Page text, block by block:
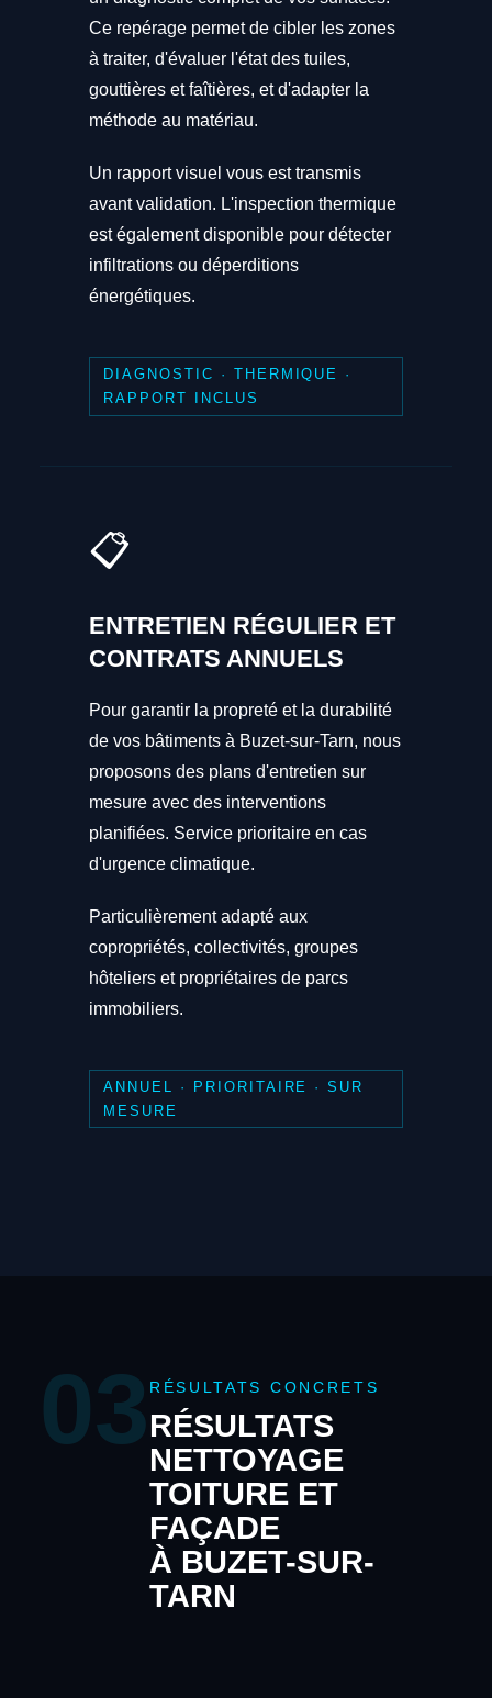
Ce repérage permet de cibler les zones
à traiter, d'évaluer l'état des tuiles,
gouttières et faîtières, et d'adapter la
méthode au matériau.
Un rapport visuel vous est transmis
avant validation. L'inspection thermique
est également disponible pour détecter
infiltrations ou déperditions
énergétiques.
DIAGNOSTIC · THERMIQUE ·
RAPPORT INCLUS
📋
ENTRETIEN RÉGULIER ET
CONTRATS ANNUELS
Pour garantir la propreté et la durabilité
de vos bâtiments à Buzet-sur-Tarn, nous
proposons des plans d'entretien sur
mesure avec des interventions
planifiées. Service prioritaire en cas
d'urgence climatique.
Particulièrement adapté aux
copropriétés, collectivités, groupes
hôteliers et propriétaires de parcs
immobiliers.
ANNUEL · PRIORITAIRE · SUR
MESURE
03 RÉSULTATS CONCRETS
RÉSULTATS
NETTOYAGE
TOITURE ET
FAÇADE
À BUZET-SUR-
TARN